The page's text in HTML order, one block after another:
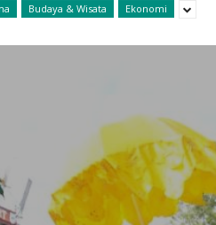
Budaya & Wisata Ekonomi